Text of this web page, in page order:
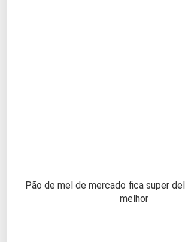
Pão de mel de mercado fica super
melhor